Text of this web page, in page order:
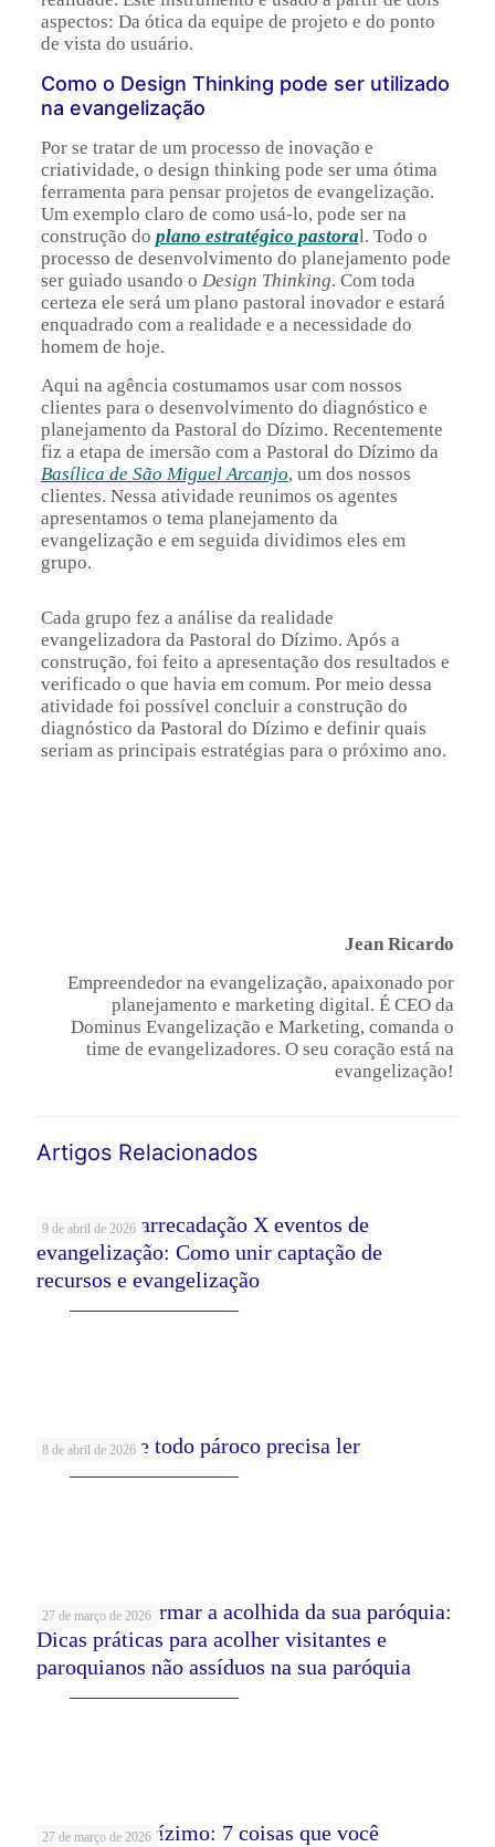
aspectos: Da ótica da equipe de projeto e do ponto
de vista do usuário.
Como o Design Thinking pode ser utilizado
na evangelização
Por se tratar de um processo de inovação e
criatividade, o design thinking pode ser uma ótima
ferramenta para pensar projetos de evangelização.
Um exemplo claro de como usá-lo, pode ser na
construção do plano estratégico pastoral. Todo o
processo de desenvolvimento do planejamento pode
ser guiado usando o Design Thinking. Com toda
certeza ele será um plano pastoral inovador e estará
enquadrado com a realidade e a necessidade do
homem de hoje.
Aqui na agência costumamos usar com nossos
clientes para o desenvolvimento do diagnóstico e
planejamento da Pastoral do Dízimo. Recentemente
fiz a etapa de imersão com a Pastoral do Dízimo da
Basílica de São Miguel Arcanjo, um dos nossos
clientes. Nessa atividade reunimos os agentes
apresentamos o tema planejamento da
evangelização e em seguida dividimos eles em
grupo.
Cada grupo fez a análise da realidade
evangelizadora da Pastoral do Dízimo. Após a
construção, foi feito a apresentação dos resultados e
verificado o que havia em comum. Por meio dessa
atividade foi possível concluir a construção do
diagnóstico da Pastoral do Dízimo e definir quais
seriam as principais estratégias para o próximo ano.
Jean Ricardo
Empreendedor na evangelização, apaixonado por
planejamento e marketing digital. É CEO da
Dominus Evangelização e Marketing, comanda o
time de evangelizadores. O seu coração está na
evangelização!
Artigos Relacionados
9 de abril de 2026
Eventos de arrecadação X eventos de
evangelização: Como unir captação de
recursos e evangelização
8 de abril de 2026
5 Livros que todo pároco precisa ler
27 de março de 2026
Como transformar a acolhida da sua paróquia:
Dicas práticas para acolher visitantes e
paroquianos não assíduos na sua paróquia
27 de março de 2026
Pastoral do Dízimo: 7 coisas que você